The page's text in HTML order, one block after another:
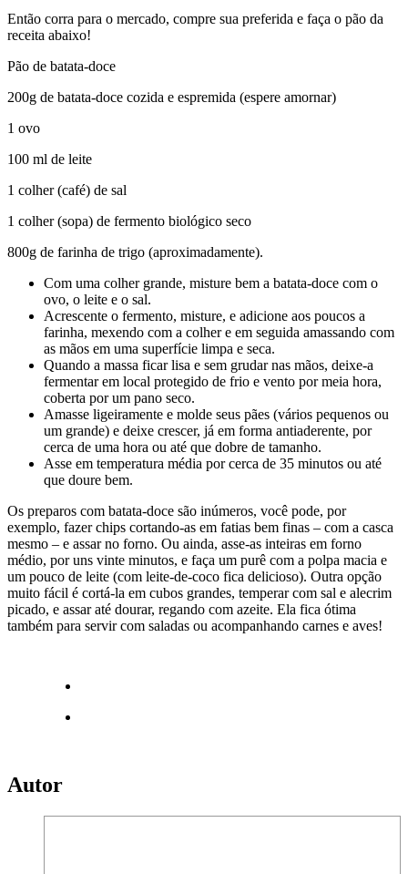
Então corra para o mercado, compre sua preferida e faça o pão da
receita abaixo!
Pão de batata-doce
200g de batata-doce cozida e espremida (espere amornar)
1 ovo
100 ml de leite
1 colher (café) de sal
1 colher (sopa) de fermento biológico seco
800g de farinha de trigo (aproximadamente).
Com uma colher grande, misture bem a batata-doce com o
ovo, o leite e o sal.
Acrescente o fermento, misture, e adicione aos poucos a
farinha, mexendo com a colher e em seguida amassando com
as mãos em uma superfície limpa e seca.
Quando a massa ficar lisa e sem grudar nas mãos, deixe-a
fermentar em local protegido de frio e vento por meia hora,
coberta por um pano seco.
Amasse ligeiramente e molde seus pães (vários pequenos ou
um grande) e deixe crescer, já em forma antiaderente, por
cerca de uma hora ou até que dobre de tamanho.
Asse em temperatura média por cerca de 35 minutos ou até
que doure bem.
Os preparos com batata-doce são inúmeros, você pode, por
exemplo, fazer chips cortando-as em fatias bem finas – com a casca
mesmo – e assar no forno. Ou ainda, asse-as inteiras em forno
médio, por uns vinte minutos, e faça um purê com a polpa macia e
um pouco de leite (com leite-de-coco fica delicioso). Outra opção
muito fácil é cortá-la em cubos grandes, temperar com sal e alecrim
picado, e assar até dourar, regando com azeite. Ela fica ótima
também para servir com saladas ou acompanhando carnes e aves!
Autor